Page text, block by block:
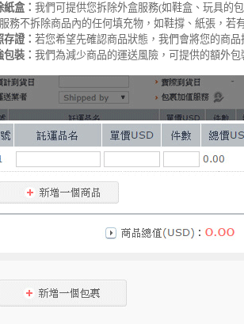
紙盒： 我們可提供您拆除外盒服務(如鞋盒、玩具的
不拆除商品內的任何填充物，如鞋撐、紙張，若
存證： 若您希望先確認商品狀態，我們會將您的商
包裝： 我們為減少商品的運送風險，可提供的額外包